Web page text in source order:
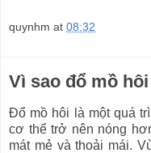
quynhm at 08:32
Vì sao đổ mồ
Đổ mồ hôi là một quá
cơ thể trở nên nóng
mát mẻ và thoải mái.